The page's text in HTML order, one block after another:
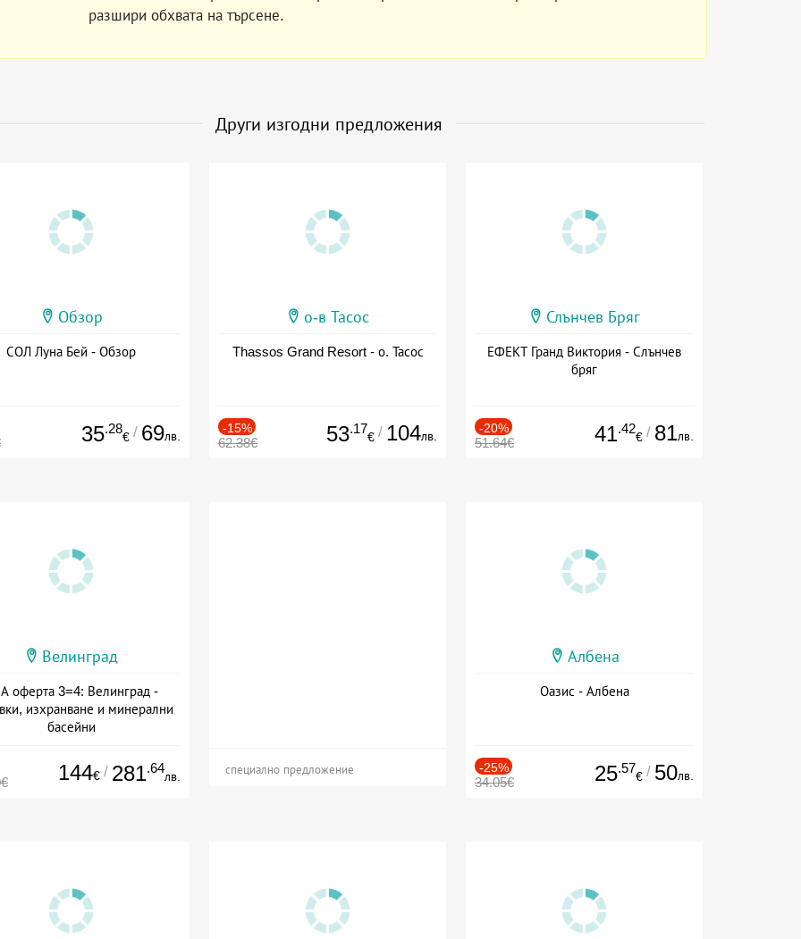
разшири обхвата на търсене.
Други изгодни предложения
Обзор
СОЛ Луна Бей - Обзор
35.28
€ / 69лв.
о-в Тасос
Thassos Grand Resort - о. Тасос
-15%
62.38€ 53.17
€ / 104лв.
Слънчев Бряг
ЕФЕКТ Гранд Виктория - Слънчев
бряг
-20%
51.64€ 41.42
€ / 81лв.
Велинград
оферта 3=4: Велинград -
изхранване и минерални
басейни
144€ / 281.64
лв. специално предложение
Албена
Оазис - Албена
-25%
34.05€ 25.57
€ / 50лв.